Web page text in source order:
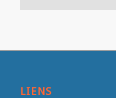
LIENS